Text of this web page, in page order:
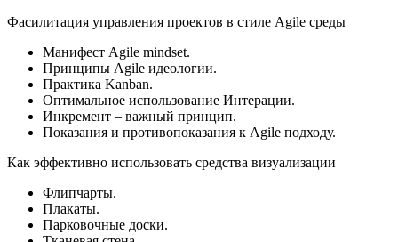
Фасилитация управления проектов в стиле Agile среды
Манифест Agile mindset.
Принципы Agile идеологии.
Практика Kanban.
Оптимальное использование Интерации.
Инкремент – важный принцип.
Показания и противопоказания к Agile подходу.
Как эффективно использовать средства визуализации
Флипчарты.
Плакаты.
Парковочные доски.